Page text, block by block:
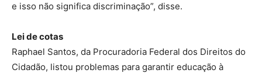
e isso não significa discriminação”, disse.
Lei de cotas
Raphael Santos, da Procuradoria Federal dos Direitos do
Cidadão, listou problemas para garantir educação à